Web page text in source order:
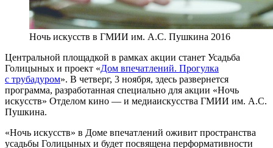
Ночь искусств в ГМИИ им. А.С. Пушкина 2016
Центральной площадкой в рамках акции станет Усадьба
Голицыных и проект «Дом впечатлений. Прогулка
с трубадуром». В четверг, 3 ноября, здесь развернется
программа, разработанная специально для акции «Ночь
искусств» Отделом кино — и медиаискусства ГМИИ им. А.С.
Пушкина.
«Ночь искусств» в Доме впечатлений оживит пространства
усадьбы Голицыных и будет посвящена перформативности